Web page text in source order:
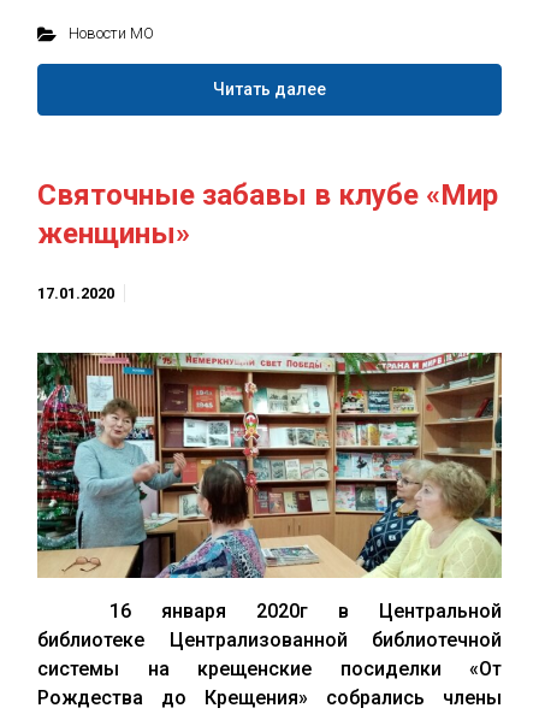
Новости МО
Читать далее
Святочные забавы в клубе «Мир
женщины»
17.01.2020
16 января 2020г в Центральной
библиотеке Централизованной библиотечной
системы на крещенские посиделки «От
Рождества до Крещения» собрались члены